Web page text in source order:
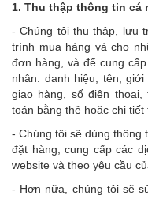
1. Thu thập thông tin cá
- Chúng tôi thu thập, lưu
trình mua hàng và cho
đơn hàng, và để cung
nhân: danh hiệu, tên,
giao hàng, số điện
toán bằng thẻ hoặc chi tiết
- Chúng tôi sẽ dùng thông
đặt hàng, cung cấp các
website và theo yêu cầu
- Hơn nữa, chúng tôi sẽ